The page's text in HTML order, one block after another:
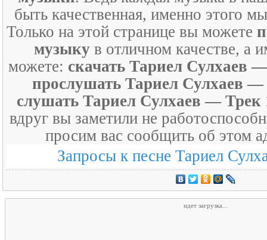
быть качественная, именно этого
Только на этой странице вы можете
музыку в отличном качестве, а
можете: скачать Тариел Сулхаев
прослушать Тариел Сулхаев
слушать Тариел Сулхаев — Трек
вдруг вы заметили не
просим вас сообщить об этом
Запросы к песне Тариел
идет загрузка...